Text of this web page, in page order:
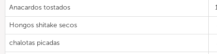
Anacardos tostados
Hongos shitake secos
chalotas picadas